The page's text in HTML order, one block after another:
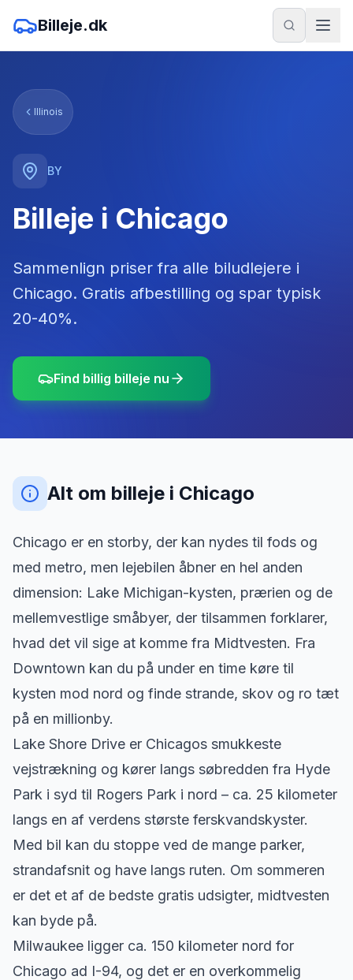
Billeje.dk
Illinois
BY
Billeje i Chicago
Sammenlign priser fra alle biludlejere i
Chicago. Gratis afbestilling og spar typisk
20-40%.
Find billig billeje nu
Alt om billeje i Chicago
Chicago er en storby, der kan nydes til fods og
med metro, men lejebilen åbner en hel anden
dimension: Lake Michigan-kysten, prærien og de
mellemvestlige småbyer, der tilsammen forklarer,
hvad det vil sige at komme fra Midtvesten. Fra
Downtown kan du på under en time køre til
kysten mod nord og finde strande, skov og ro tæt
på en millionby.
Lake Shore Drive er Chicagos smukkeste
vejstrækning og kører langs søbredden fra Hyde
Park i syd til Rogers Park i nord – ca. 25 kilometer
langs en af verdens største ferskvandskyster.
Med bil kan du stoppe ved de mange parker,
strandafsnit og have langs ruten. Om sommeren
er det et af de bedste gratis udsigter, midtvesten
kan byde på.
Milwaukee ligger ca. 150 kilometer nord for
Chicago ad I-94, og det er en overkommelig